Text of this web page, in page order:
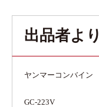
出品者より
ヤンマーコンバイン
GC-223V